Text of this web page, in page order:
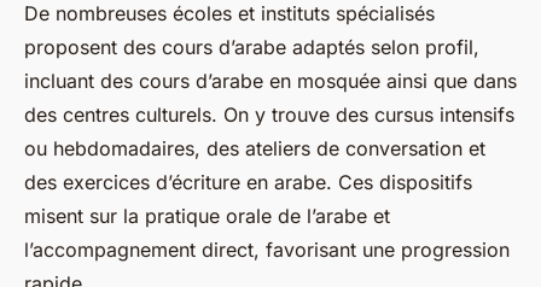
De nombreuses écoles et instituts spécialisés
proposent des cours d’arabe adaptés selon profil,
incluant des cours d’arabe en mosquée ainsi que dans
des centres culturels. On y trouve des cursus intensifs
ou hebdomadaires, des ateliers de conversation et
des exercices d’écriture en arabe. Ces dispositifs
misent sur la pratique orale de l’arabe et
l’accompagnement direct, favorisant une progression